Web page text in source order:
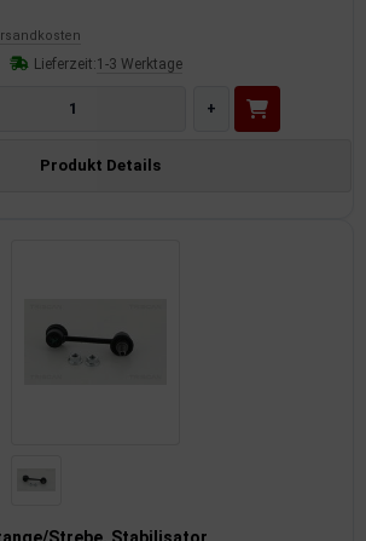
Lieferzeit:1-3 Werktage
+
Produkt Details